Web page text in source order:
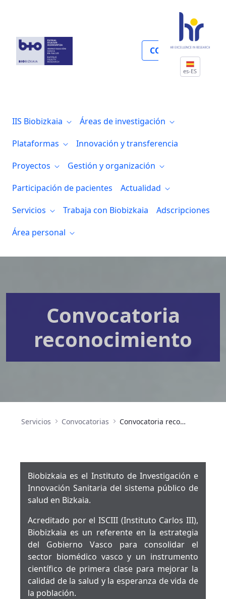
COLABORA
es-ES
IIS Biobizkaia
Áreas de investigación
Plataformas
Innovación y transferencia
Proyectos
Gestión y organización
Participación de pacientes
Actualidad
Servicios
Trabaja con Biobizkaia
Adscripciones
Área personal
Convocatoria
reconocimiento
Servicios Convocatorias Convocatoria reconocimiento
Biobizkaia es el Instituto de Investigación e
Innovación Sanitaria del sistema público de
salud en Bizkaia.
Acreditado por el ISCIII (Instituto Carlos III),
Biobizkaia es un referente en la estrategia
del Gobierno Vasco para consolidar el
sector biomédico vasco y un instrumento
científico de primera clase para mejorar la
calidad de la salud y la esperanza de vida de
la población.